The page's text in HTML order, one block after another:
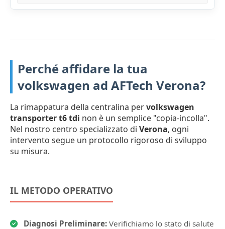
Perché affidare la tua
volkswagen ad AFTech Verona?
La rimappatura della centralina pervolkswagen
transporter t6 tdi non è un semplice "copia-incolla".
Nel nostro centro specializzato di Verona, ogni
intervento segue un protocollo rigoroso di sviluppo
su misura.
IL METODO OPERATIVO
Diagnosi Preliminare: Verifichiamo lo stato di salute